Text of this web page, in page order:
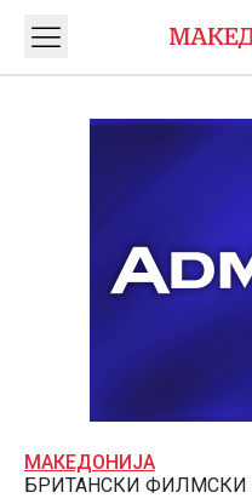
МАКЕДОНИЈА
БРИТАНСКИ ФИЛМСКИ